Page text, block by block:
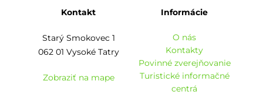
Kontakt
Starý Smokovec 1
062 01 Vysoké Tatry
Zobraziť na mape
Informácie
O nás
Kontakty
Povinné zverejňovanie
Turistické informačné
centrá